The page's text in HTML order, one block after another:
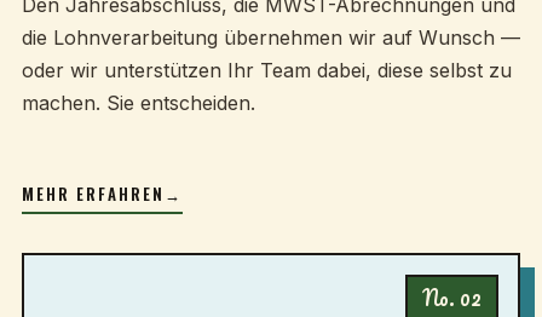
Den Jahresabschluss, die MWST-Abrechnungen und
die Lohnverarbeitung übernehmen wir auf Wunsch —
oder wir unterstützen Ihr Team dabei, diese selbst zu
machen. Sie entscheiden.
MEHR ERFAHREN →
No. 02